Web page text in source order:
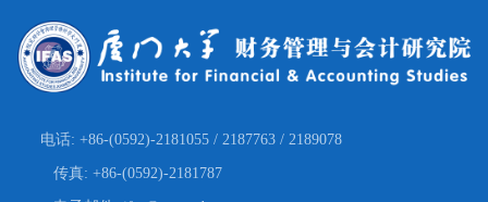
电话: +86-(0592)-2181055 / 2187763 / 2189078
传真: +86-(0592)-2181787